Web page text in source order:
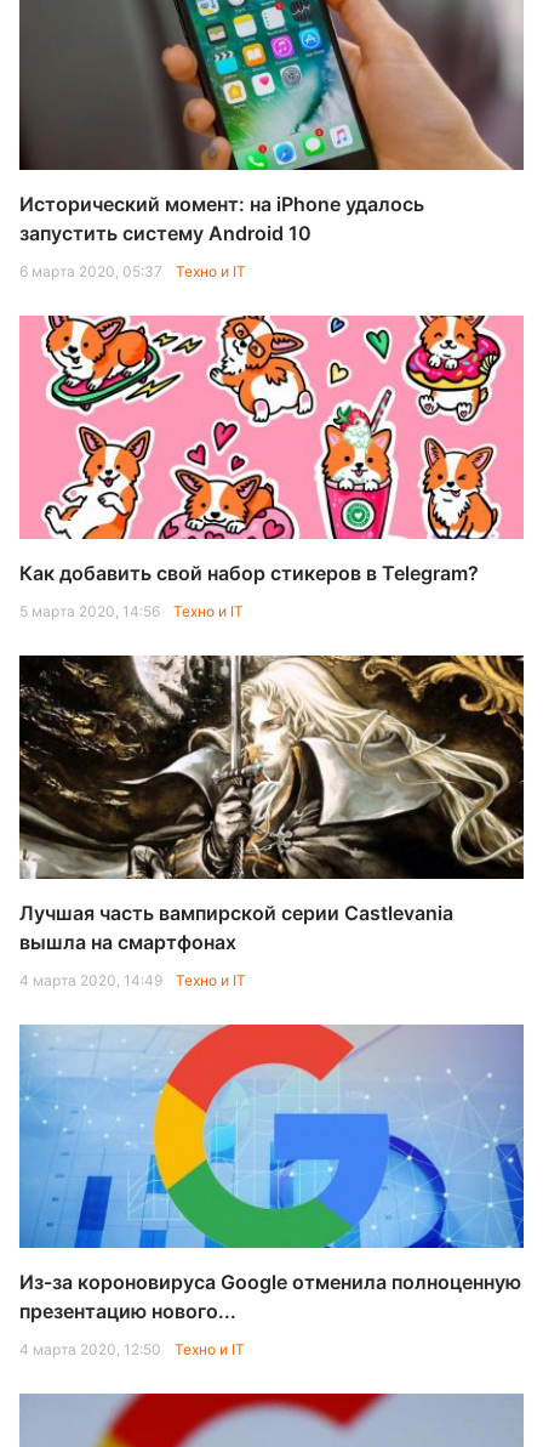
Исторический момент: на iPhone удалось
запустить систему Android 10
6 марта 2020, 05:37 Техно и IT
Как добавить свой набор стикеров в Telegram?
5 марта 2020, 14:56 Техно и IT
Лучшая часть вампирской серии Castlevania
вышла на смартфонах
4 марта 2020, 14:49 Техно и IT
Из-за короновируса Google отменила полноценную
презентацию нового...
4 марта 2020, 12:50 Техно и IT